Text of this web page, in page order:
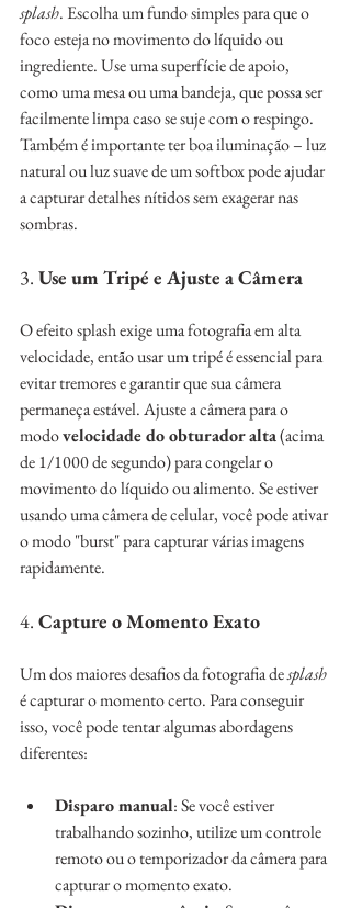
splash. Escolha um fundo simples para que o
foco esteja no movimento do líquido ou
ingrediente. Use uma superfície de apoio,
como uma mesa ou uma bandeja, que possa ser
facilmente limpa caso se suje com o respingo.
Também é importante ter boa iluminação – luz
natural ou luz suave de um softbox pode ajudar
a capturar detalhes nítidos sem exagerar nas
sombras.
3. Use um Tripé e Ajuste a Câmera
O efeito splash exige uma fotografia em alta
velocidade, então usar um tripé é essencial para
evitar tremores e garantir que sua câmera
permaneça estável. Ajuste a câmera para o
modo velocidade do obturador alta (acima
de 1/1000 de segundo) para congelar o
movimento do líquido ou alimento. Se estiver
usando uma câmera de celular, você pode ativar
o modo "burst" para capturar várias imagens
rapidamente.
4. Capture o Momento Exato
Um dos maiores desafios da fotografia de splash
é capturar o momento certo. Para conseguir
isso, você pode tentar algumas abordagens
diferentes:
Disparo manual: Se você estiver
trabalhando sozinho, utilize um controle
remoto ou o temporizador da câmera para
capturar o momento exato.